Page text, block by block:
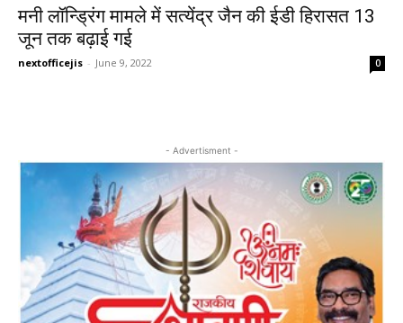
मनी लॉन्ड्रिंग मामले में सत्येंद्र जैन की ईडी हिरासत 13
जून तक बढ़ाई गई
nextofficejis - June 9, 2022 0
- Advertisment -